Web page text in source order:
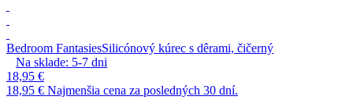
Bedroom FantasiesSilicónový kúrec s dêrami, čičerný
Na sklade: 5-7 dni
18,95 €
18,95 € Najmenšia cena za posledných 30 dní.